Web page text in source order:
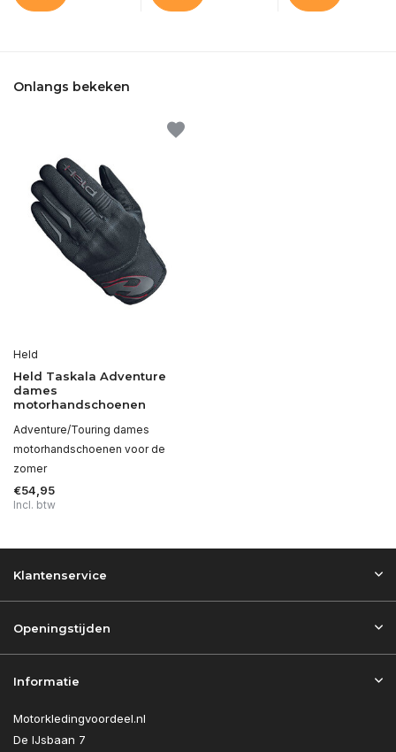
Onlangs bekeken
Held
Held Taskala Adventure
dames
motorhandschoenen
Adventure/Touring dames
motorhandschoenen voor de
zomer
€54,95
Incl. btw
Klantenservice
Openingstijden
Informatie
Motorkledingvoordeel.nl
De IJsbaan 7